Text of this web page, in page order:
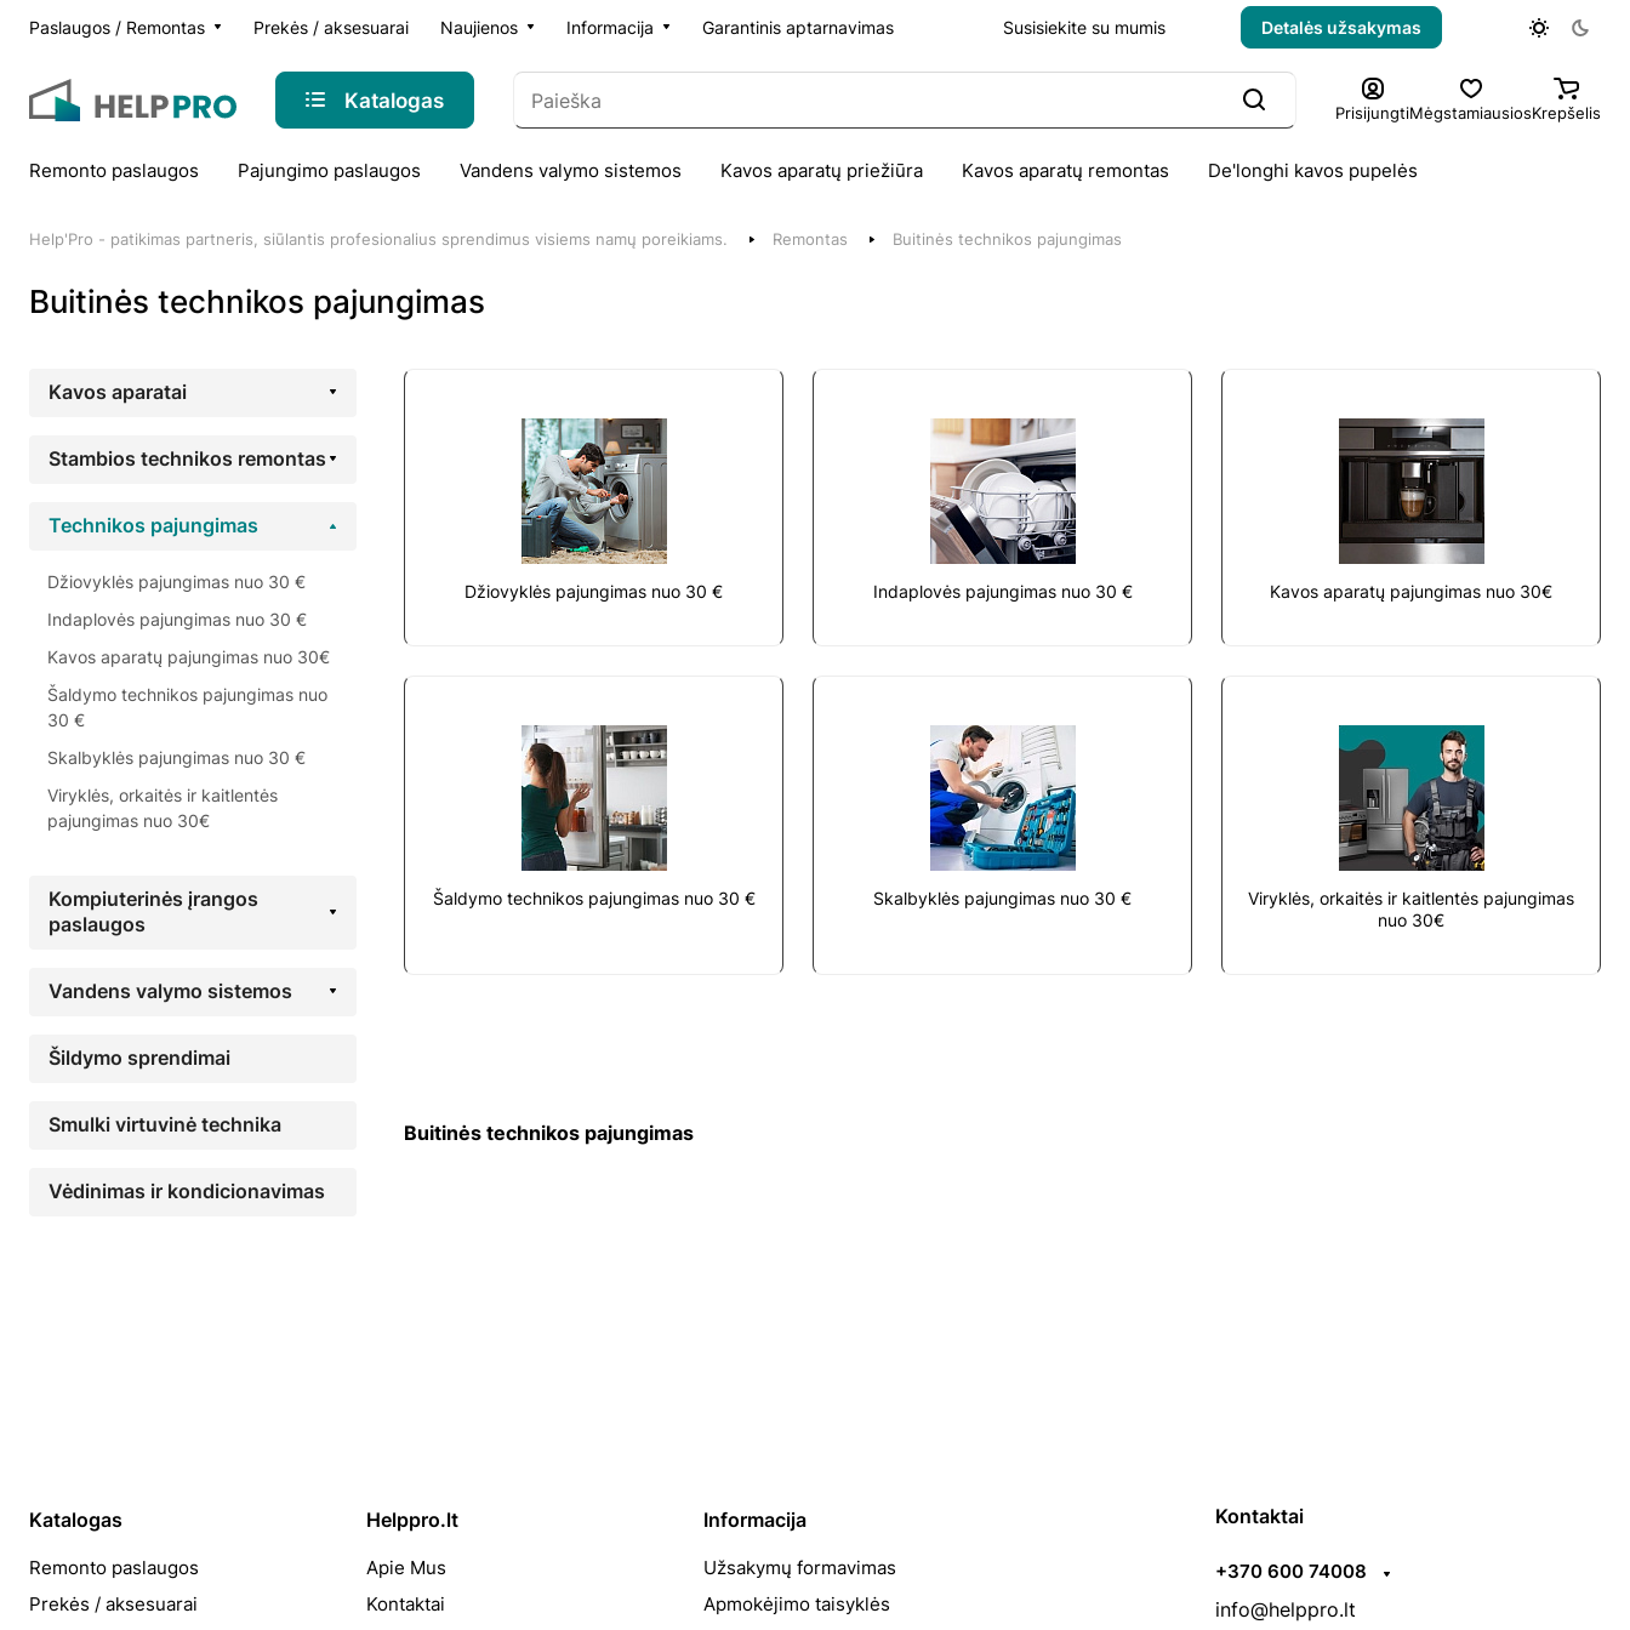
Paslaugos / Remontas Prekės / aksesuarai Naujienos Informacija Garantinis aptarnavimas Susisiekite su mumis Detalės užsakymas
Katalogas PrisijungtiMėgstamiausiosKrepšelis
Remonto paslaugos Pajungimo paslaugos Vandens valymo sistemos Kavos aparatų priežiūra Kavos aparatų remontas De'longhi kavos pupelės
Help'Pro - patikimas partneris, siūlantis profesionalius sprendimus visiems namų poreikiams. Remontas Buitinės technikos pajungimas
Buitinės technikos pajungimas
Kavos aparatai
Stambios technikos remontas
Technikos pajungimas
Džiovyklės pajungimas nuo 30 €
Indaplovės pajungimas nuo 30 €
Kavos aparatų pajungimas nuo 30€
Šaldymo technikos pajungimas nuo
30 €
Skalbyklės pajungimas nuo 30 €
Viryklės, orkaitės ir kaitlentės
pajungimas nuo 30€
Kompiuterinės įrangos
paslaugos
Vandens valymo sistemos
Šildymo sprendimai
Smulki virtuvinė technika
Vėdinimas ir kondicionavimas
Džiovyklės pajungimas nuo 30 € Indaplovės pajungimas nuo 30 € Kavos aparatų pajungimas nuo 30€
Šaldymo technikos pajungimas nuo 30 € Skalbyklės pajungimas nuo 30 €
Viryklės, orkaitės ir kaitlentės pajungimas
nuo 30€
Buitinės technikos pajungimas
Katalogas
Remonto paslaugos
Prekės / aksesuarai
Helppro.lt
Apie Mus
Kontaktai
Informacija
Užsakymų formavimas
Apmokėjimo taisyklės
Kontaktai
+370 600 74008
info@helppro.lt